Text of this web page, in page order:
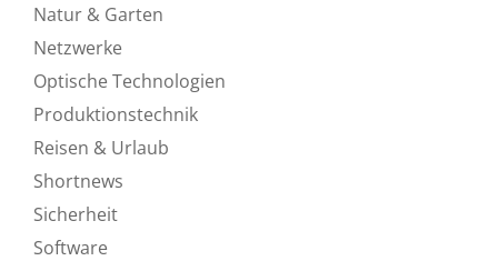
Natur & Garten
Netzwerke
Optische Technologien
Produktionstechnik
Reisen & Urlaub
Shortnews
Sicherheit
Software